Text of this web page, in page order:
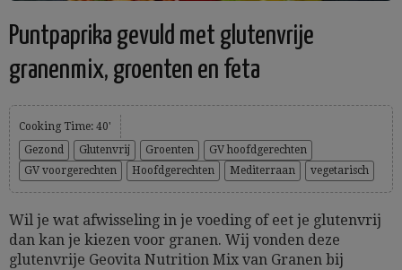
Puntpaprika gevuld met glutenvrije
granenmix, groenten en feta
Cooking Time: 40'
Gezond
Glutenvrij Groenten
GV hoofdgerechten
GV voorgerechten
Hoofdgerechten Mediterraan vegetarisch
Wil je wat afwisseling in je voeding of eet je glutenvrij
dan kan je kiezen voor granen. Wij vonden deze
glutenvrije Geovita Nutrition Mix van Granen bij